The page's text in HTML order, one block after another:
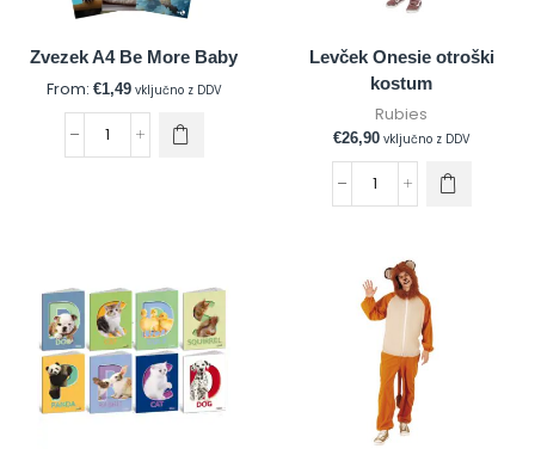
Zvezek A4 Be More Baby
From: €1,49 vključno z DDV
Levček Onesie otroški
kostum
Rubies
€26,90 vključno z DDV